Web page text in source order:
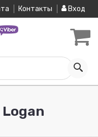
Контакты Вход